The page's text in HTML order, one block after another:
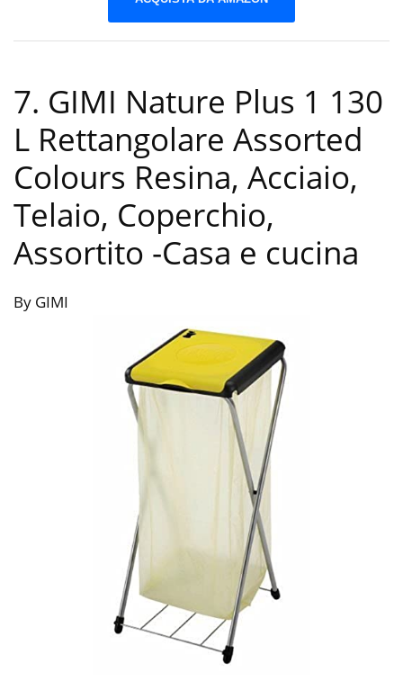
7. GIMI Nature Plus 1 130
L Rettangolare Assorted
Colours Resina, Acciaio,
Telaio, Coperchio,
Assortito -Casa e cucina
By GIMI